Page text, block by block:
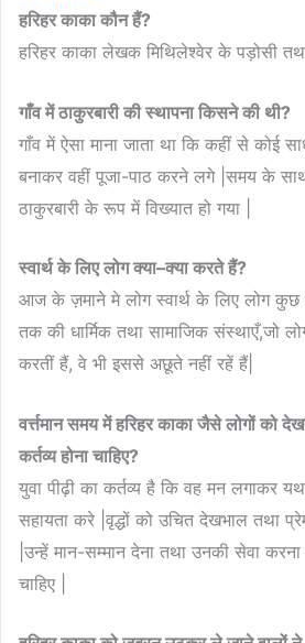
हरिहर काका कौन हैं?
हरिहर काका लेखक मिथिलेश्वेर के पड़ोसी
गाँव में ठाकुरबारी की स्थापना किसने की थी?
गाँव में ऐसा माना जाता था कि कहीं से कोई
बनाकर वहीं पूजा-पाठ करने लगे |समय के
ठाकुरबारी के रूप में विख्यात हो गया |
स्वार्थ के लिए लोग क्या–क्या करते हैं?
आज के ज़माने मे लोग स्वार्थ के लिए लोग कुछ
तक की धार्मिक तथा सामाजिक संस्थाएँ,जो
करतीं हैं, वे भी इससे अछूते नहीं रहें हैं|
वर्त्तमान समय में हरिहर काका जैसे लोगों को
कर्तव्य होना चाहिए?
युवा पीढ़ी का कर्तव्य है कि वह मन लगाकर
सहायता करे |वृद्धों को उचित देखभाल तथा
|उन्हें मान-सम्मान देना तथा उनकी सेवा
चाहिए |